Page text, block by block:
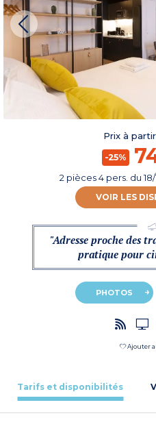
Prix à
-25%
2 pièces 4 pers. du
VOIR LES
"Adresse proche des
pratique pour
PHOTOS
Ajouter
Tarifs et disponibilités